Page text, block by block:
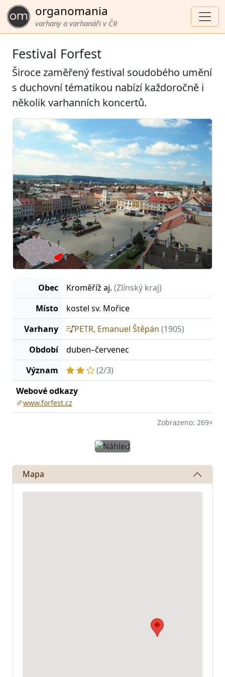
organomania
varhany a varhanáři v ČR
Festival Forfest
Široce zaměřený festival soudobého umění
s duchovní tématikou nabízí každoročně i
několik varhanních koncertů.
Obec Kroměříž aj. (Zlínský kraj)
Místo
kostel sv. Mořice
Varhany
PETR, Emanuel Štěpán (1905)
Období
duben–červenec
Význam
(2/3)
Webové odkazy
www.forfest.cz
Zobrazeno: 269×
PředchozíDalší
Mapa